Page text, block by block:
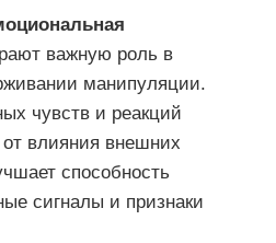
важную роль в
манипуляции.
чувств и реакций
от влияния внешних
способность
сигналы и признаки